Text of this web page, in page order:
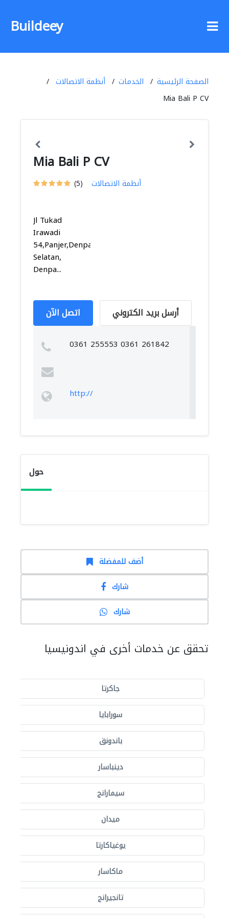
Buildeey
الصفحة الرئيسية الخدمات
أنظمة الاتصالات
Mia Bali P CV
Mia Bali P CV
(5) أنظمة الاتصالات
Jl Tukad
Irawadi
54,Panjer,Denpasar
Selatan,
Denpa...
اتصل الآن أرسل بريد الكتروني
0361 255553 0361 261842
http://
حول
أضف للمفضلة
شارك
شارك
تحقق عن خدمات أخرى في اندونيسيا
جاكرتا
سورابايا
باندونق
دينباسار
سيمارانج
ميدان
يوغياكارتا
ماكاسار
تانجيرانج